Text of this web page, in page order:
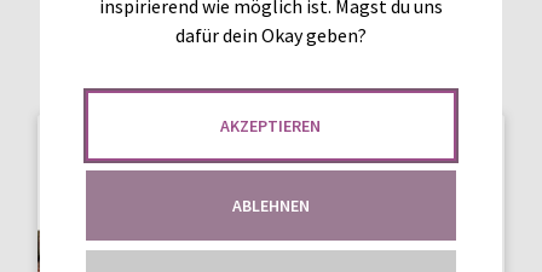
inspirierend wie möglich ist. Magst du uns
dafür dein Okay geben?
AKZEPTIEREN
ABLEHNEN